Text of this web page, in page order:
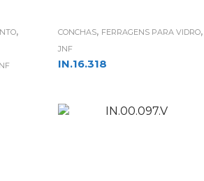
, CONCHAS, FERRAGENS PARA VIDRO,
JNF
IN.16.318